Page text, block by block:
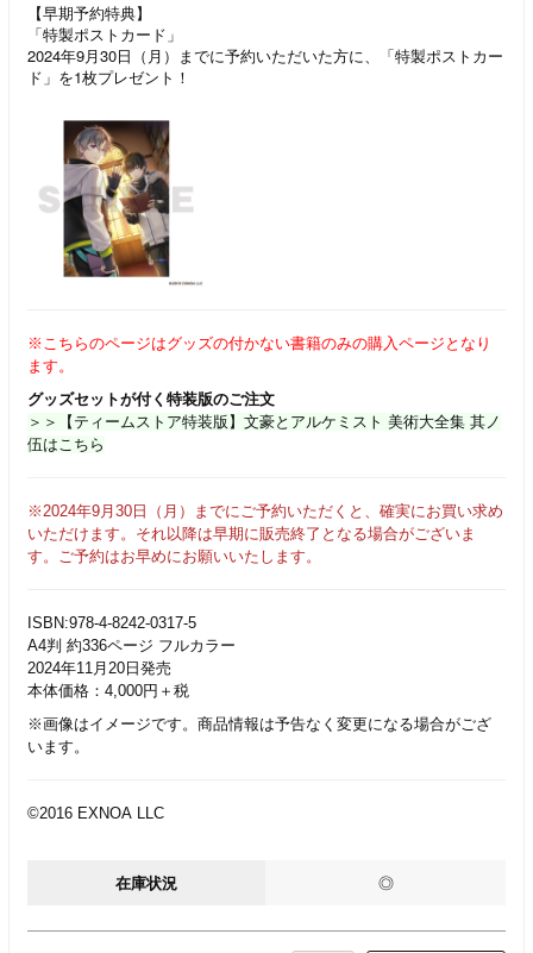
【早期予約特典】
「特製ポストカード」
2024年9月30日（月）までに予約いただいた方に、「特製ポストカー
ド」を1枚プレゼント！
※こちらのページはグッズの付かない書籍のみの購入ページとなり
ます。
グッズセットが付く特装版のご注文
＞＞【ティームストア特装版】文豪とアルケミスト 美術大全集 其ノ
伍はこちら
※2024年9月30日（月）までにご予約いただくと、確実にお買い求め
いただけます。それ以降は早期に販売終了となる場合がございま
す。ご予約はお早めにお願いいたします。
ISBN:978-4-8242-0317-5
A4判 約336ページ フルカラー
2024年11月20日発売
本体価格：4,000円＋税
※画像はイメージです。商品情報は予告なく変更になる場合がござ
います。
©2016 EXNOA LLC
在庫状況 ◎